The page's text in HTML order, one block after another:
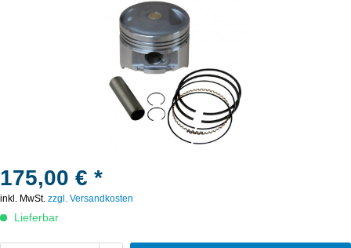
175,00 € *
inkl. MwSt. zzgl. Versandkosten
Lieferbar